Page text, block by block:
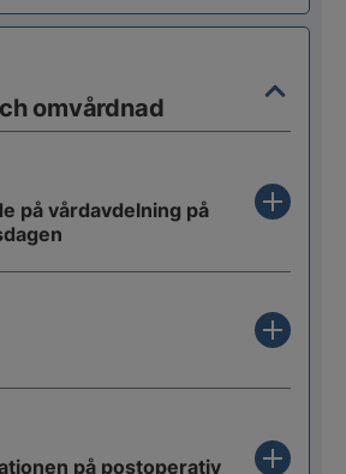
omvårdnad
på vårdavdelning på
på postoperativ